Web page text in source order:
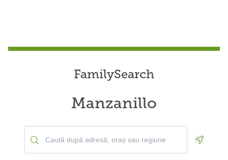
FamilySearch
Manzanillo